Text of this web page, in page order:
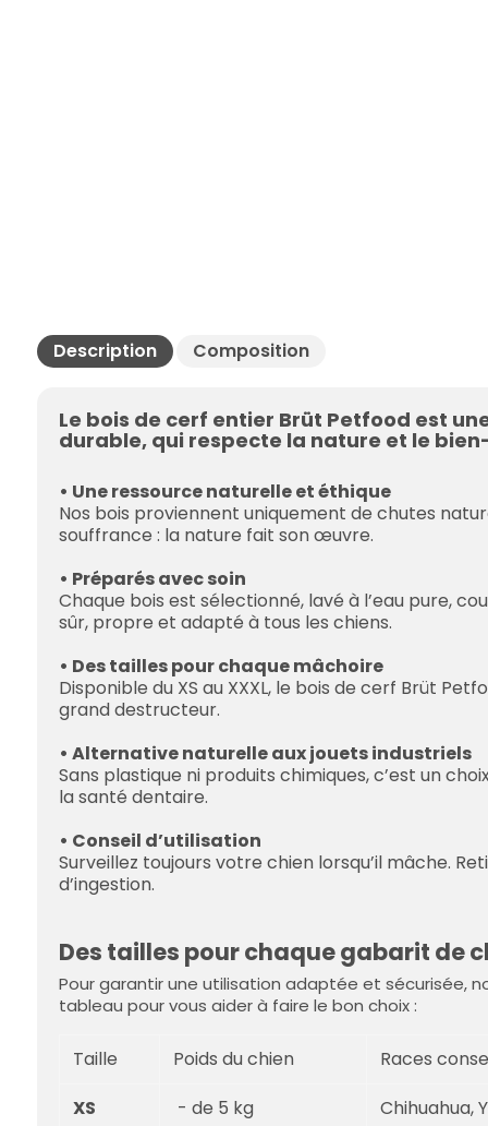
Description Composition
Le bois de cerf entier Brüt Petfood est
durable, qui respecte la nature et le
• Une ressource naturelle et éthique
Nos bois proviennent uniquement de chutes
souffrance : la nature fait son œuvre.
• Préparés avec soin
Chaque bois est sélectionné, lavé à l’eau pure,
sûr, propre et adapté à tous les chiens.
• Des tailles pour chaque mâchoire
Disponible du XS au XXXL, le bois de cerf Brüt
grand destructeur.
• Alternative naturelle aux jouets industriels
Sans plastique ni produits chimiques, c’est un
la santé dentaire.
• Conseil d’utilisation
Surveillez toujours votre chien lorsqu’il mâche.
d’ingestion.
Des tailles pour chaque gabarit de
Pour garantir une utilisation adaptée et sécurisée,
tableau pour vous aider à faire le bon choix :
Taille Poids du chien
Races
XS
- de 5 kg Chihuahua,